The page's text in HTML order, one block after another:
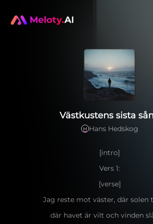
Västkustens sista
H Hans Hedskog
[intro]
Vers 1:
[verse]
Jag reste mot väster, där solen
där havet är vilt och vinden